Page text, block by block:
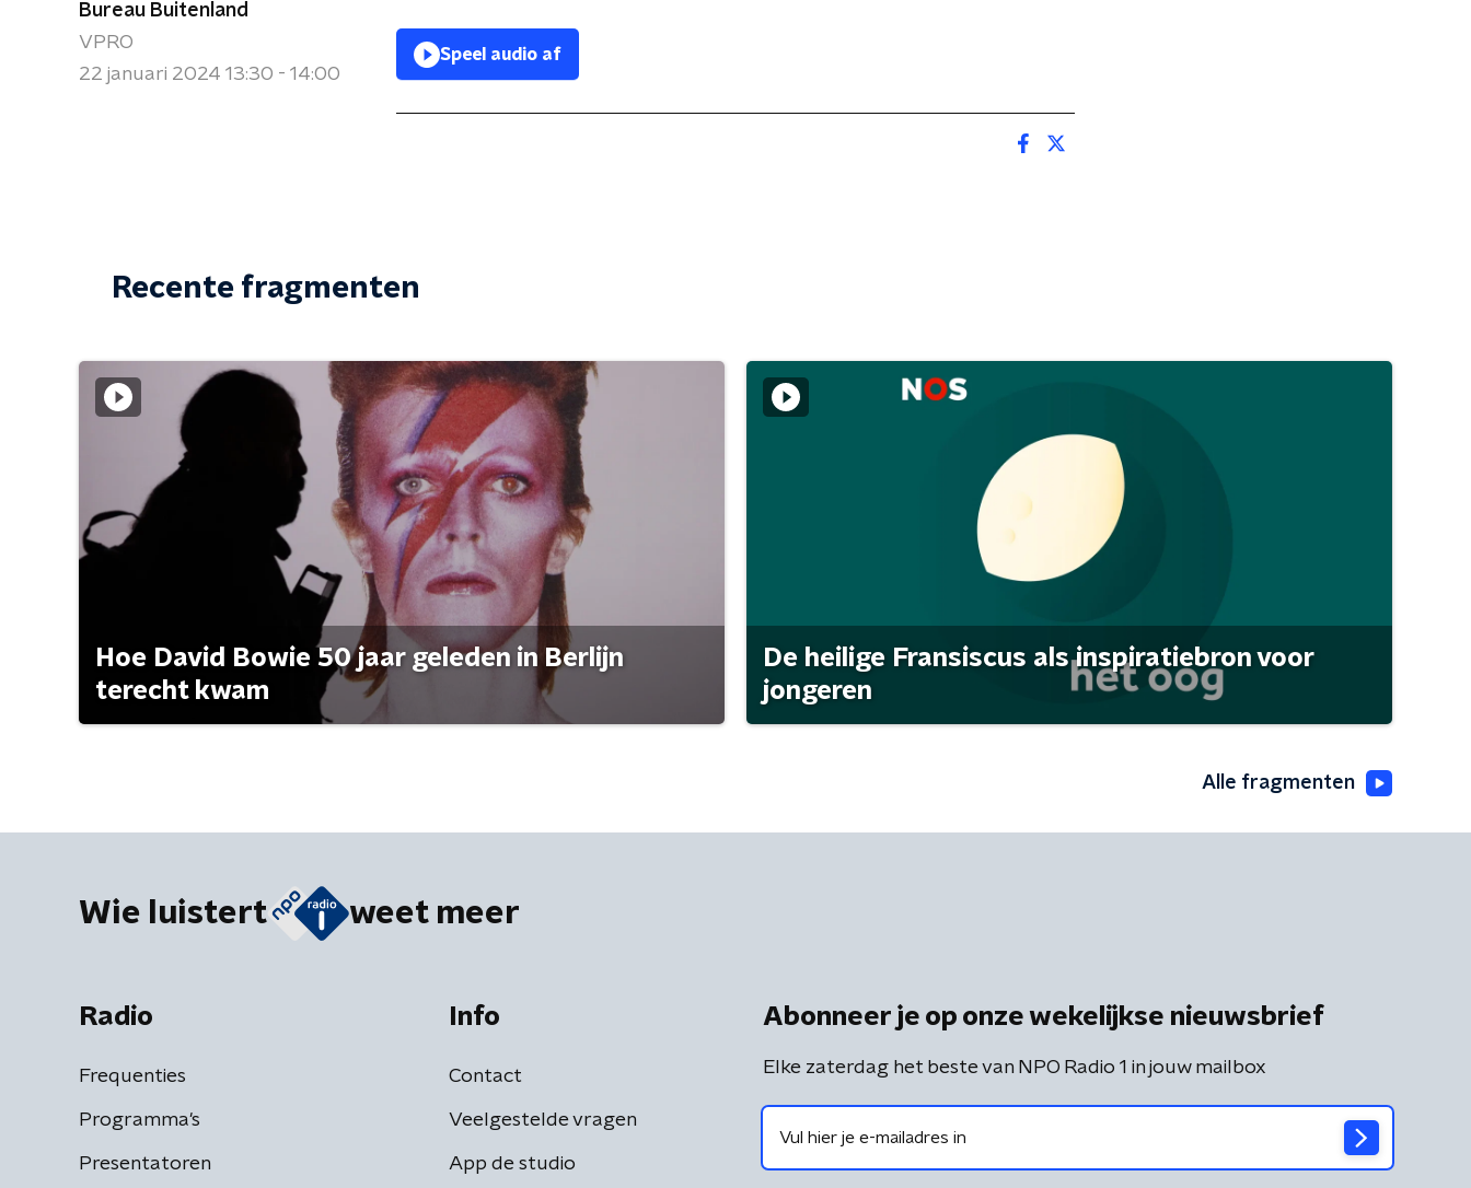
Bureau Buitenland
VPRO
22 januari 2024 13:30 - 14:00
Speel audio af
Recente fragmenten
Hoe David Bowie 50 jaar geleden in Berlijn
terecht kwam
De heilige Fransiscus als inspiratiebron voor
jongeren
Alle fragmenten
Wie luistert weet meer
Radio
Frequenties
Programma's
Presentatoren
Info
Contact
Veelgestelde vragen
App de studio
Abonneer je op onze wekelijkse nieuwsbrief
Elke zaterdag het beste van NPO Radio 1 in jouw mailbox